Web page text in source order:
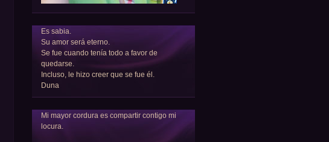
Es sabia.
Su amor será eterno.
Se fue cuando tenía todo a favor de
quedarse.
Incluso, le hizo creer que se fue él.
Duna
Mi mayor cordura es compartir contigo mi
locura.